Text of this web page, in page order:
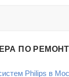
ПО
Philips в